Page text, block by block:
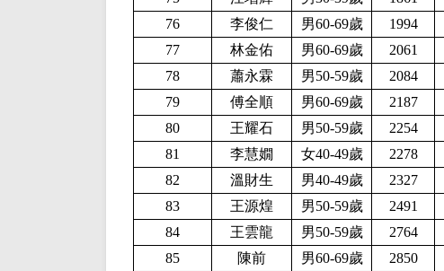
76
李俊仁 男60-69歲 1994
77
林金佑 男60-69歲 2061
78
蕭永霖 男50-59歲 2084
79
傅全順 男60-69歲 2187
80
王耀石 男50-59歲 2254
81
李慧嫺 女40-49歲 2278
82
溫財生 男40-49歲 2327
83
王源煌 男50-59歲 2491
84
王雲龍 男50-59歲 2764
85
陳前 男60-69歲 2850